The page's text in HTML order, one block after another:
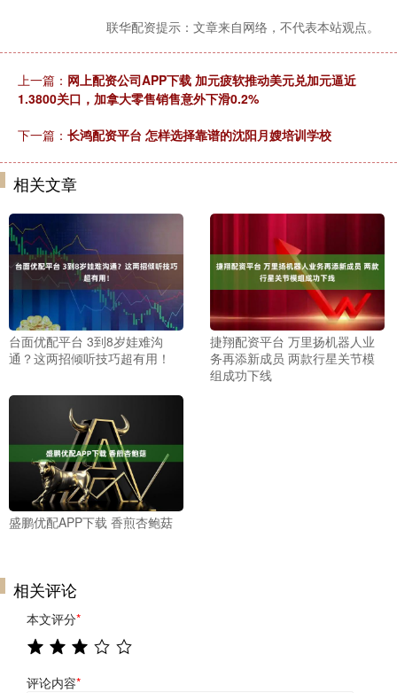
联华配资提示：文章来自网络，不代表本站观点。
上一篇： 网上配资公司APP下载 加元疲软推动美元兑加元逼近
1.3800关口，加拿大零售销售意外下滑0.2%
下一篇： 长鸿配资平台 怎样选择靠谱的沈阳月嫂培训学校
相关文章
台面优配平台 3到8岁娃难沟
通？这两招倾听技巧超有用！
捷翔配资平台 万里扬机器人业
务再添新成员 两款行星关节模
组成功下线
盛鹏优配APP下载 香煎杏鲍菇
相关评论
本文评分*
评论内容*